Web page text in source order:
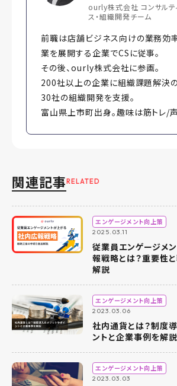
ourly株式会社 コンサルテ
ス・組織開発チーム
前職は店舗ビジネス向けの業務効
業を展開する企業でCSに従事。
その後、ourly株式会社に参画。
200社以上の企業に組織課題解決
30社の組織開発を支援。
富山県上市町出身。趣味は筋トレ/
関連記事 RELATED
エンゲージメント向上策
2025.03.11
従業員エンゲージメ
報戦略とは？重要性
解説
エンゲージメント向上策
2023.03.06
社内通貨とは？制度
ントと企業事例を解説
エンゲージメント向上策
2023.03.03